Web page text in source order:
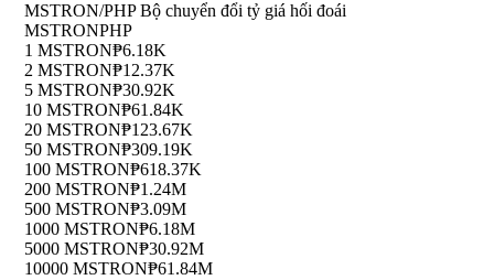
MSTRON/PHP Bộ chuyển đổi tỷ giá hối đoái
MSTRONPHP
1 MSTRON₱6.18K
2 MSTRON₱12.37K
5 MSTRON₱30.92K
10 MSTRON₱61.84K
20 MSTRON₱123.67K
50 MSTRON₱309.19K
100 MSTRON₱618.37K
200 MSTRON₱1.24M
500 MSTRON₱3.09M
1000 MSTRON₱6.18M
5000 MSTRON₱30.92M
10000 MSTRON₱61.84M